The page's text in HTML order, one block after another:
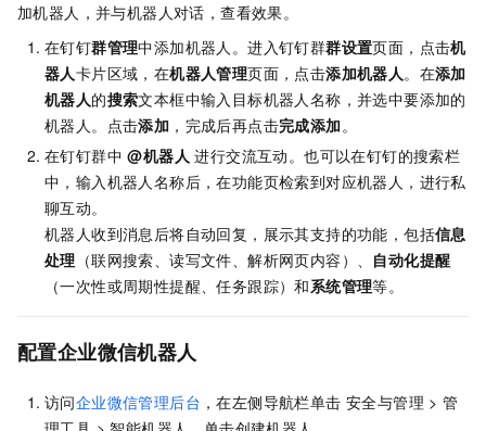
加机器人，并与机器人对话，查看效果。
在钉钉群管理中添加机器人。进入钉钉群群设置页面，点击机
器人卡片区域，在机器人管理页面，点击添加机器人 。在添加
机器人的搜索文本框中输入目标机器人名称，并选中要添加的
机器人。点击添加 ，完成后再点击完成添加 。
在钉钉群中@机器人 进行交流互动。也可以在钉钉的搜索栏
中，输入机器人名称后，在功能页检索到对应机器人，进行私
聊互动。
机器人收到消息后将自动回复，展示其支持的功能，包括信息
处理 （联网搜索、读写文件、解析网页内容）、 自动化提醒
（一次性或周期性提醒、任务跟踪）和系统管理等。
配置企业微信机器人
访问企业微信管理后台 ，在左侧导航栏单击 安全与管理 > 管